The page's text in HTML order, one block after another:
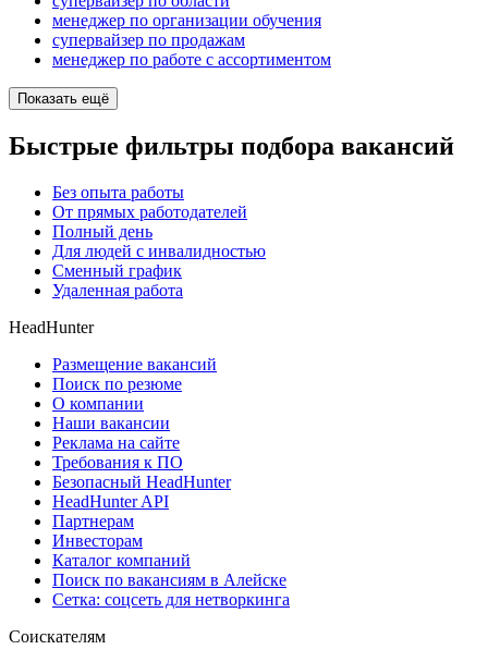
менеджер по организации обучения
супервайзер по продажам
менеджер по работе с ассортиментом
Показать ещё
Быстрые фильтры подбора вакансий
Без опыта работы
От прямых работодателей
Полный день
Для людей с инвалидностью
Сменный график
Удаленная работа
HeadHunter
Размещение вакансий
Поиск по резюме
О компании
Наши вакансии
Реклама на сайте
Требования к ПО
Безопасный HeadHunter
HeadHunter API
Партнерам
Инвесторам
Каталог компаний
Поиск по вакансиям в Алейске
Сетка: соцсеть для нетворкинга
Соискателям